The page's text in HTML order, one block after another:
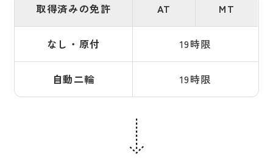
取得済みの免許 AT MT
なし・原付 19時限
自動二輪 19時限